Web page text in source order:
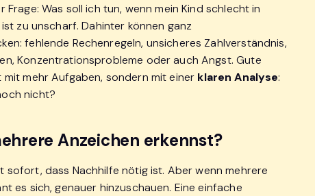
Was soll ich tun, wenn mein Kind schlecht in
zu unscharf. Dahinter können ganz
fehlende Rechenregeln, unsicheres Zahlverständnis,
Konzentrationsprobleme oder auch Angst. Gute
mehr Aufgaben, sondern mit einer klaren Analyse:
nicht?
Anzeichen erkennst?
sofort, dass Nachhilfe nötig ist. Aber wenn mehrere
es sich, genauer hinzuschauen. Eine einfache